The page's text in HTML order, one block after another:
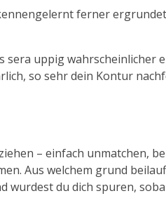
ferner
uppig
so sehr dein Kontur
– einfach unmatchen,
Aus welchem grund
du dich spuren,